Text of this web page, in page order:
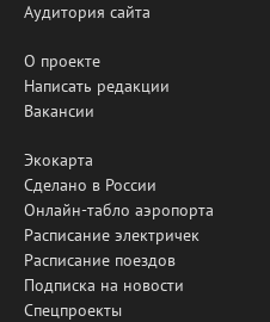
Аудитория сайта
О проекте
Написать редакции
Вакансии
Экокарта
Сделано в России
Онлайн-табло аэропорта
Расписание электричек
Расписание поездов
Подписка на новости
Спецпроекты